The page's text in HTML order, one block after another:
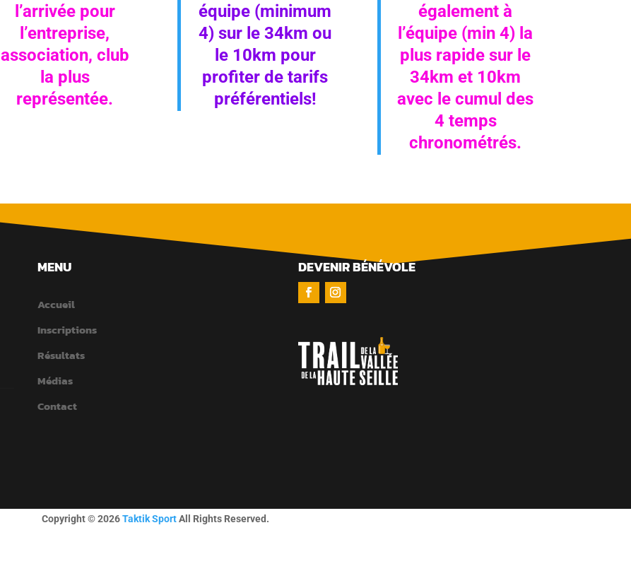
l’arrivée pour
l’entreprise,
association, club
la plus
représentée.
équipe (minimum
4) sur le 34km ou
le 10km pour
profiter de tarifs
préférentiels!
également à
l’équipe (min 4) la
plus rapide sur le
34km et 10km
avec le cumul des
4 temps
chronométrés.
MENU
Accueil
Inscriptions
Résultats
Médias
Contact
DEVENIR BÉNÉVOLE
Copyright © 2026Taktik SportAll Rights Reserved.